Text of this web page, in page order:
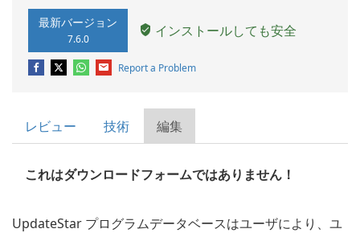
最新バージョン
7.6.0 インストールしても安全
Report a Problem
レビュー 技術 編集
これはダウンロードフォームではありません！
UpdateStar プログラムデータベースはユーザにより、ユ